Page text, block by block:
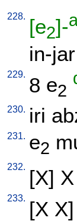
228. [e2]-
in-jar
229. 8 e2
230. iri
231. e2
232. [X] X
233. [X X]